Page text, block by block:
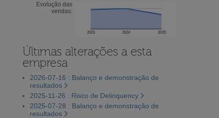
Evolução das
vendas:
2023 2024 2025
Últimas alterações a esta
empresa
2026-07-16 : Balanço e demonstração de
resultados
2025-11-26 : Risco de Delinquency
2025-07-28 : Balanço e demonstração de
resultados